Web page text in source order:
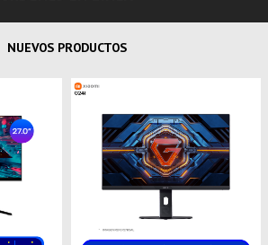
NUEVOS PRODUCTOS